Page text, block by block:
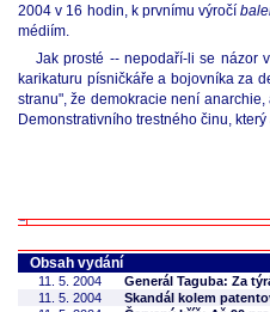
2004 v 16 hodin, k prvnímu výročí
médiím.
Jak prosté -- nepodaří-li se názor
karikaturu písničkáře a bojovníka za
stranu", že demokracie není
Demonstrativního trestného činu,
Obsah vydání
11. 5. 2004
Generál Taguba: Za
11. 5. 2004
Skandál kolem